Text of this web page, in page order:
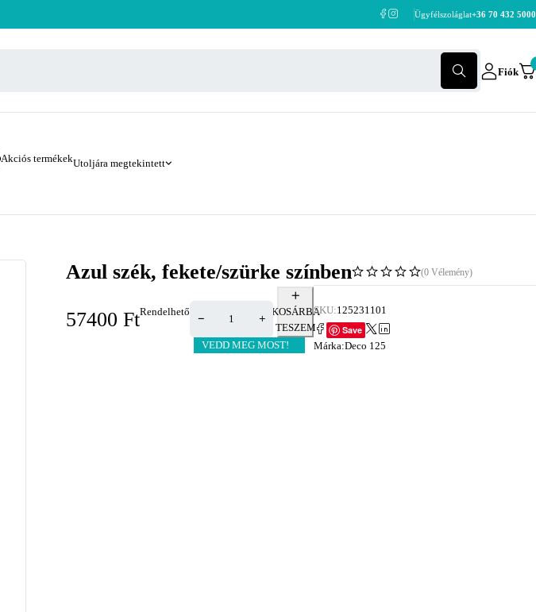
Ügyfélszoláglat+36 70 432 5000
Fiók
Akciós termékekUtoljára megtekintett
Azul szék, fekete/szürke színben (0 Vélemény)
57400 FtRendelhető
KOSÁRBA
TESZEM
VEDD MEG MOST!
SKU:125231101
Save
Márka:Deco 125